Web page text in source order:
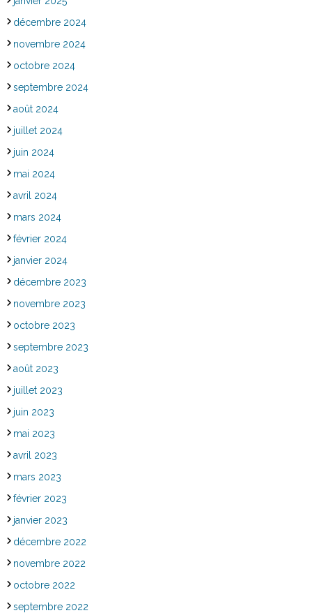
décembre 2024
novembre 2024
octobre 2024
septembre 2024
août 2024
juillet 2024
juin 2024
mai 2024
avril 2024
mars 2024
février 2024
janvier 2024
décembre 2023
novembre 2023
octobre 2023
septembre 2023
août 2023
juillet 2023
juin 2023
mai 2023
avril 2023
mars 2023
février 2023
janvier 2023
décembre 2022
novembre 2022
octobre 2022
septembre 2022